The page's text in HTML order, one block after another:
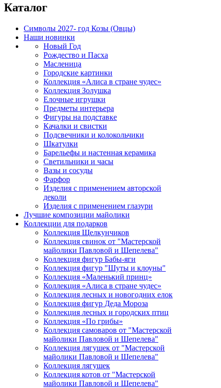
Каталог
Символы 2027- год Козы (Овцы)
Наши новинки
Новый Год
Рождество и Пасха
Масленица
Городские картинки
Коллекция «Алиса в стране чудес»
Коллекция Золушка
Елочные игрушки
Предметы интерьера
Фигуры на подставке
Качалки и свистки
Подсвечники и колокольчики
Шкатулки
Барельефы и настенная керамика
Светильники и часы
Вазы и сосуды
Фарфор
Изделия с применением авторской
деколи
Изделия с применением глазури
Лучшие композиции майолики
Коллекции для подарков
Коллекция Щелкунчиков
Коллекция свинок от "Мастерской
майолики Павловой и Шепелева"
Коллекция фигур Бабы-яги
Коллекция фигур "Шуты и клоуны"
Коллекция «Маленький принц»
Коллекция «Алиса в стране чудес»
Коллекция лесных и новогодних елок
Коллекция фигур Деда Мороза
Коллекция лесных и городских птиц
Коллекция «По грибы»
Коллекция самоваров от "Мастерской
майолики Павловой и Шепелева"
Коллекция лягушек от "Мастерской
майолики Павловой и Шепелева"
Коллекция лягушек
Коллекция котов от "Мастерской
майолики Павловой и Шепелева"